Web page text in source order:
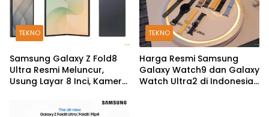
TEKNO
Samsung Galaxy Z Fold8
Ultra Resmi Meluncur,
Usung Layar 8 Inci, Kamera
TEKNO
Harga Resmi Samsung
Galaxy Watch9 dan Galaxy
Watch Ultra2 di Indonesia,